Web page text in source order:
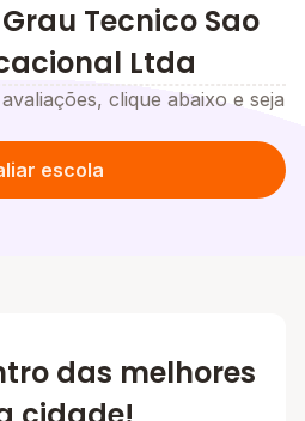
Tecnico Sao
Ltda
clique abaixo e seja
escola
das melhores